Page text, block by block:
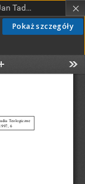
Pokaż szczegóły
Jachym, Jan Tadeusz, ks.